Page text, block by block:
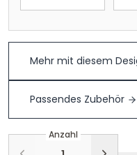
Mehr mit diesem
Passendes Zubehör
Anzahl